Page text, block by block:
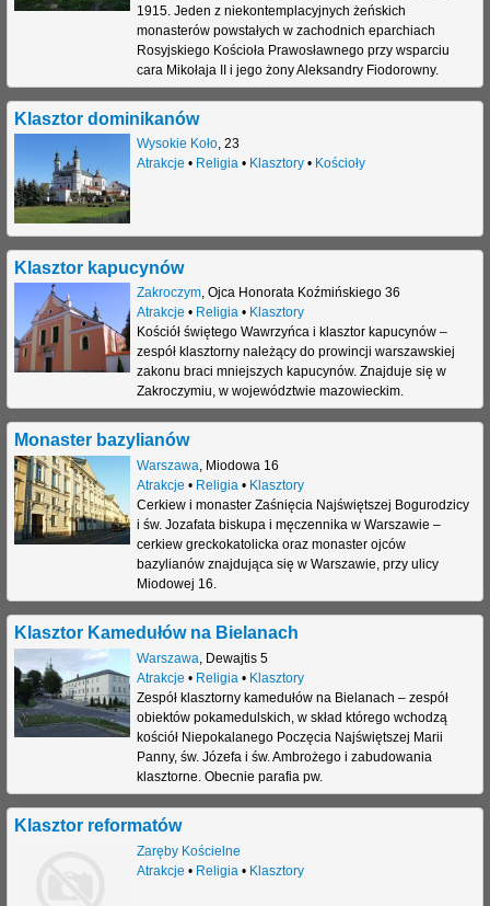
1915. Jeden z niekontemplacyjnych żeńskich
monasterów powstałych w zachodnich eparchiach
Rosyjskiego Kościoła Prawosławnego przy wsparciu
cara Mikołaja II i jego żony Aleksandry Fiodorowny.
Klasztor dominikanów
Wysokie Koło, 23
Atrakcje • Religia• Klasztory• Kościoły
Klasztor kapucynów
Zakroczym, Ojca Honorata Koźmińskiego 36
Atrakcje • Religia• Klasztory
Kościół świętego Wawrzyńca i klasztor kapucynów –
zespół klasztorny należący do prowincji warszawskiej
zakonu braci mniejszych kapucynów. Znajduje się w
Zakroczymiu, w województwie mazowieckim.
Monaster bazylianów
Warszawa, Miodowa 16
Atrakcje • Religia• Klasztory
Cerkiew i monaster Zaśnięcia Najświętszej Bogurodzicy
i św. Jozafata biskupa i męczennika w Warszawie –
cerkiew greckokatolicka oraz monaster ojców
bazylianów znajdująca się w Warszawie, przy ulicy
Miodowej 16.
Klasztor Kamedułów na Bielanach
Warszawa, Dewajtis 5
Atrakcje • Religia• Klasztory
Zespół klasztorny kamedułów na Bielanach – zespół
obiektów pokamedulskich, w skład którego wchodzą
kościół Niepokalanego Poczęcia Najświętszej Marii
Panny, św. Józefa i św. Ambrożego i zabudowania
klasztorne. Obecnie parafia pw.
Klasztor reformatów
Zaręby Kościelne
Atrakcje • Religia• Klasztory